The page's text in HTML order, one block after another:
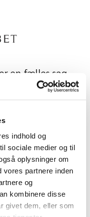
indhold og
sociale medier og til
oplysninger om
vores partnere inden
og
kombinere disse
givet dem, eller som
en fælles sag